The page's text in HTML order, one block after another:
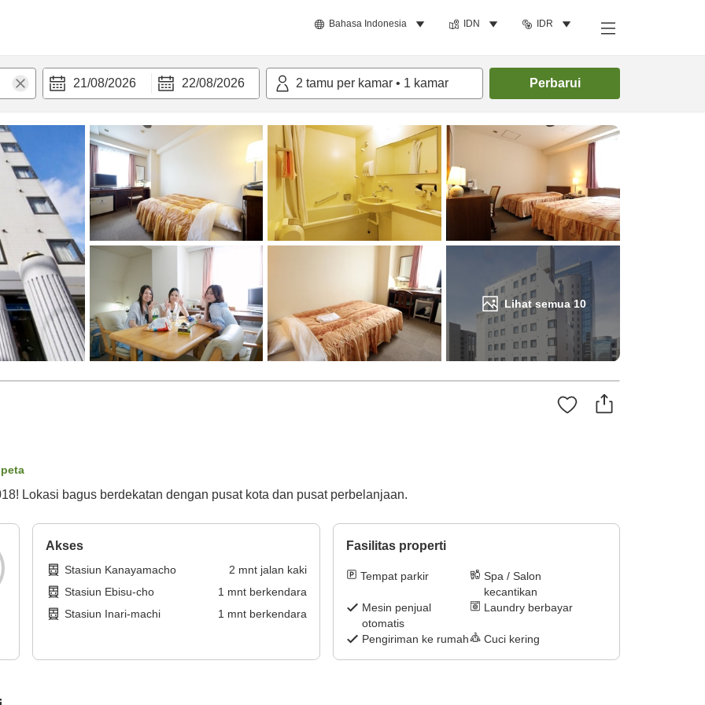
Bahasa Indonesia IDN IDR
21/08/2026 22/08/2026 2 tamu per kamar • 1 kamar Perbarui
Lihat semua10
Cari kamar
Lokasi bagus berdekatan dengan pusat kota dan pusat perbelanjaan.
Akses
Stasiun Kanayamacho 2 mnt jalan kaki
Stasiun Ebisu-cho
1 mnt berkendara
Stasiun Inari-machi
1 mnt berkendara
Fasilitas properti
Tempat parkir
Spa / Salon
kecantikan
Mesin penjual
otomatis
Laundry berbayar
Pengiriman ke rumah Cuci kering